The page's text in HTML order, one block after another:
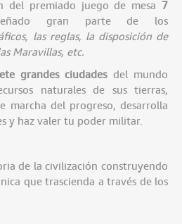
del premiado juego de mesa 7
gran parte de los
las reglas, la disposición de
Maravillas, etc.
grandes ciudadesdel mundo
naturales de sus tierras,
marcha del progreso, desarrolla
y haz valer tu poder militar.
de la civilización construyendo
que trascienda a través de los